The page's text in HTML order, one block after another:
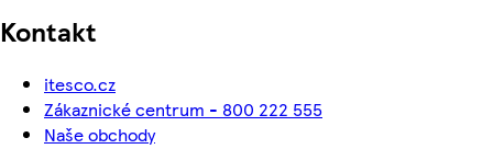
Kontakt
itesco.cz
Zákaznické centrum - 800 222 555
Naše obchody